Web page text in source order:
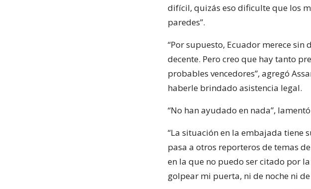
difícil, quizás eso dificulte que los
paredes”.
“Por supuesto, Ecuador merece
decente. Pero creo que hay tanto
probables vencedores”, agregó
haberle brindado asistencia legal.
“No han ayudado en nada”,
“La situación en la embajada tiene
pasa a otros reporteros de temas
en la que no puedo ser citado por
golpear mi puerta, ni de noche ni de